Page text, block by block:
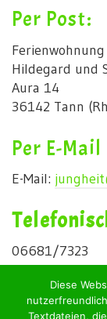
Per Post:
Hildegard und
Aura 14
36142 Tann
Per E-Mail
E-Mail:
06681/7323
Diese
Textdateien,